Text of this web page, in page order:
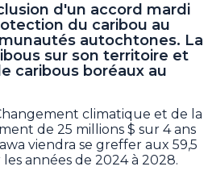
d'un accord mardi
du caribou au
autochtones. La
sur son territoire et
caribous boréaux au
climatique et de la
de 25 millions $ sur 4 ans
viendra se greffer aux 59,5
années de 2024 à 2028.